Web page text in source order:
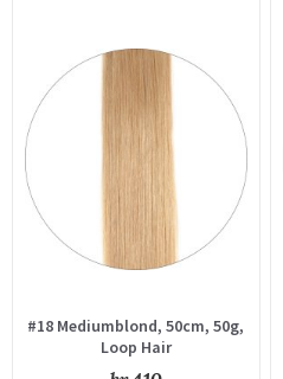
#18 Mediumblond, 50cm, 50g,
Loop Hair